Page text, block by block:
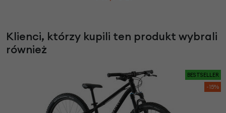
Klienci, którzy kupili ten produkt wybrali
również
BESTSELLER
-15%